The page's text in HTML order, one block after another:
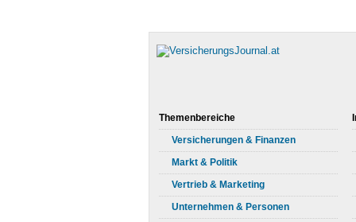
Themenbereiche
Versicherungen & Finanzen
Markt & Politik
Vertrieb & Marketing
Unternehmen & Personen